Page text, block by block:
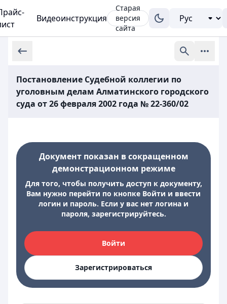
Видеоинструкция
Старая
версия
сайта
Постановление Судебной коллегии по
уголовным делам Алматинского городского
суда от 26 февраля 2002 года № 22-360/02
Документ показан в сокращенном
демонстрационном режиме
Для того, чтобы получить доступ к документу,
Вам нужно перейти по кнопке Войти и ввести
логин и пароль. Если у вас нет логина и
пароля, зарегистрируйтесь.
Войти
Зарегистрироваться